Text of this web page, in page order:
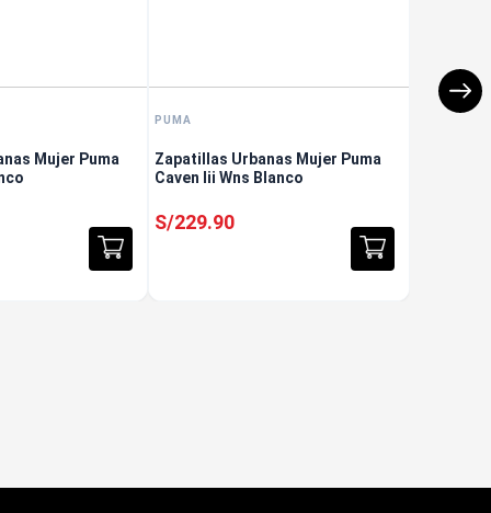
Mujer Puma
PUMA
Zapatillas Urbanas Mujer Puma
Caven Iii Wns Blanco
S/229.90